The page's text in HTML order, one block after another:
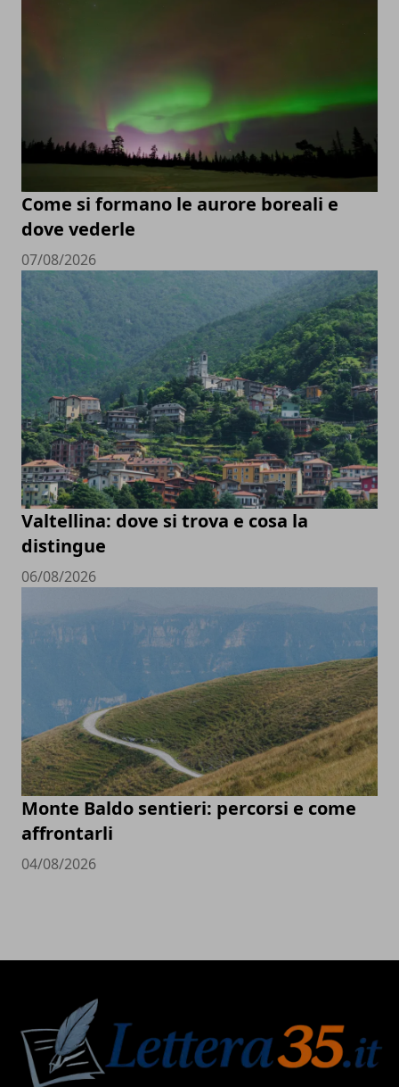
Come si formano le aurore boreali e
dove vederle
07/08/2026
Valtellina: dove si trova e cosa la
distingue
06/08/2026
Monte Baldo sentieri: percorsi e come
affrontarli
04/08/2026